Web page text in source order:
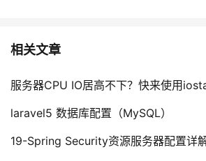
相关文章
服务器CPU IO居高不下？快来使用
laravel5 数据库配置（MySQL）
19-Spring Security资源服务器配置详